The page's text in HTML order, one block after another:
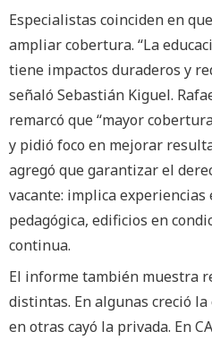
Especialistas coinciden en
ampliar cobertura. “La
tiene impactos duraderos y
señaló Sebastián Kiguel.
remarcó que “mayor
y pidió foco en mejorar
agregó que garantizar el
vacante: implica
pedagógica, edificios en
continua.
El informe también muestra
distintas. En algunas creció
en otras cayó la privada. En